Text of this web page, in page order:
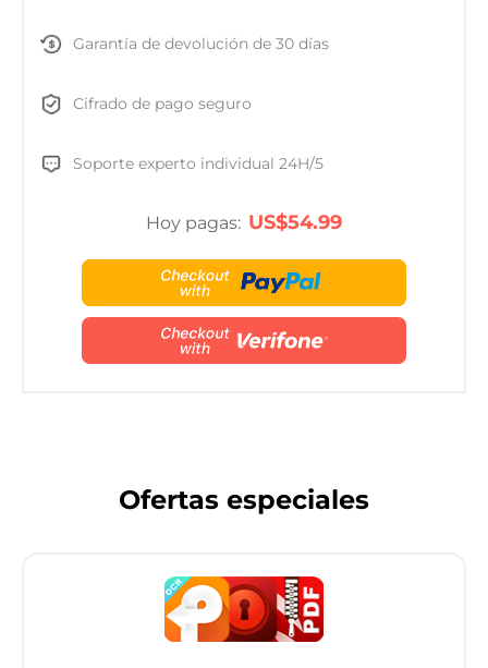
Garantía de devolución de 30 días
Cifrado de pago seguro
Soporte experto individual 24H/5
Hoy pagas: US$54.99
Ofertas especiales